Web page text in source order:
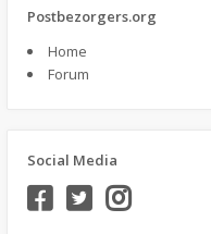
Postbezorgers.org
Home
Forum
Social Media